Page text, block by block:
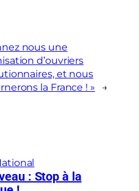
nous une
d’ouvriers
et nous
la France ! »
→
: Stop à la